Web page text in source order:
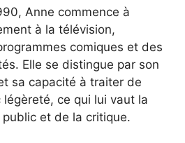
Anne commence à
à la télévision,
comiques et des
Elle se distingue par son
sa capacité à traiter de
ce qui lui vaut la
et de la critique.